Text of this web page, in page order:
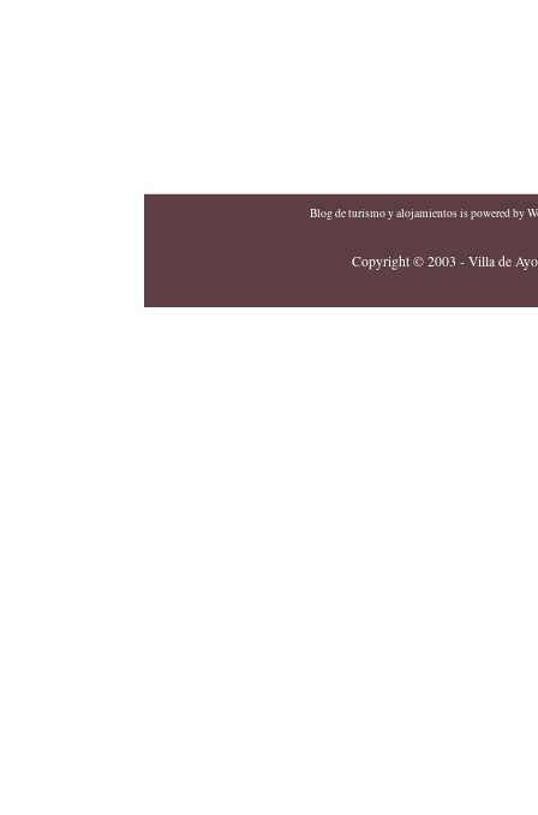
Blog de turismo y alojamientosis powered by
Copyright © 2003 - Villa de